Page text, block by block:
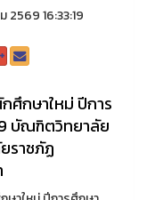
2569 16:33:19
ศึกษาใหม่ ปีการ
บัณฑิตวิทยาลัย
ราชภัฏ